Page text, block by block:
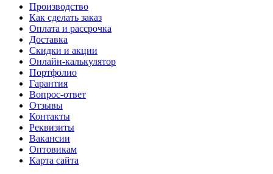
Производство
Как сделать заказ
Оплата и рассрочка
Доставка
Скидки и акции
Онлайн-калькулятор
Портфолио
Гарантия
Вопрос-ответ
Отзывы
Контакты
Реквизиты
Вакансии
Оптовикам
Карта сайта